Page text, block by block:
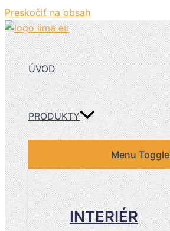
Preskočiť na obsah
ÚVOD
PRODUKTY
Menu Toggle
INTERIÉR